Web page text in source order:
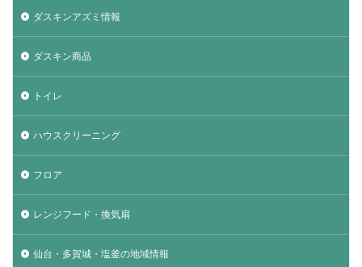
ダスキンアズミ情報
ダスキン商品
トイレ
ハウスクリーニング
フロア
レンジフード・換気扇
仙台・多賀城・塩釜の地域情報